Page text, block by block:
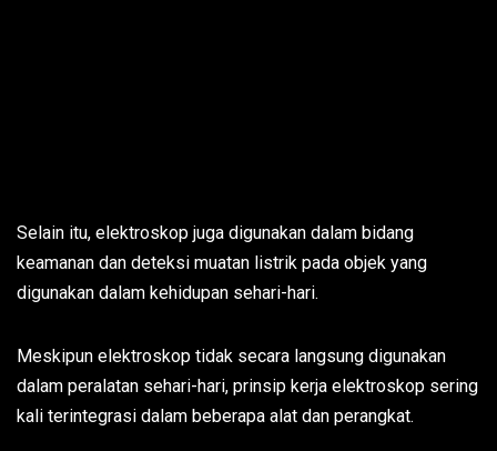
Selain itu, elektroskop juga digunakan dalam bidang
keamanan dan deteksi muatan listrik pada objek yang
digunakan dalam kehidupan sehari-hari.
Meskipun elektroskop tidak secara langsung digunakan
dalam peralatan sehari-hari, prinsip kerja elektroskop sering
kali terintegrasi dalam beberapa alat dan perangkat.